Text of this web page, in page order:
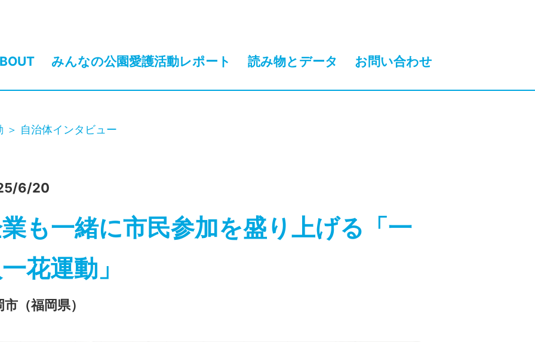
みんなの公園愛護活動レポート 読み物とデータ お問い合わせ
自治体インタビュー
6/20
も一緒に市民参加を盛り上げる「一
花運動」
（福岡県）